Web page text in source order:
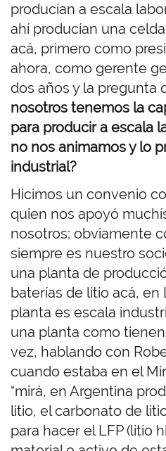
producían a escala
ahí producían una
acá, primero como
ahora, como gerente
dos años y la pregunta
nosotros tenemos la
para producir a escala
no nos animamos y lo
industrial?
Hicimos un convenio
quien nos apoyó
nosotros; obviamente
siempre es nuestro
una planta de
baterías de litio acá, en
planta es escala
una planta como
vez, hablando con
cuando estaba en el
“mirá, en Argentina
litio, el carbonato de
para hacer el LFP (litio